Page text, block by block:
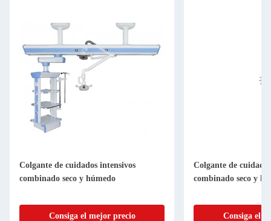
Colgante de cuidados intensivos
combinado seco y húmedo
Consiga el mejor precio
Colgante de
combinado seco y
Consiga el